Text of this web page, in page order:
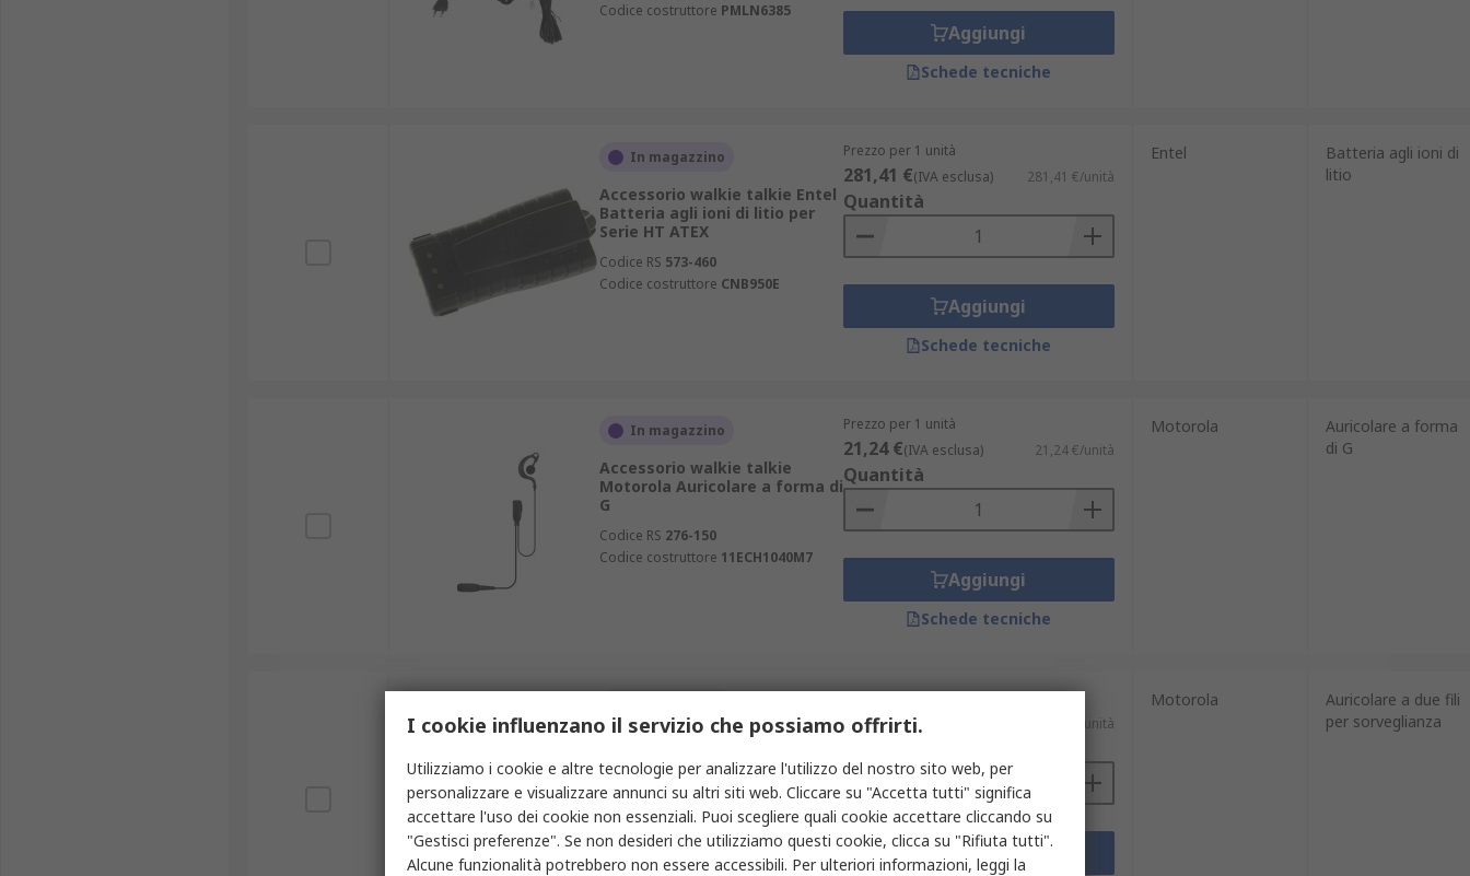
Codice costruttore PMLN6385
Aggiungi
Schede tecniche
In magazzino
Accessorio walkie talkie Entel
Batteria agli ioni di litio per
Serie HT ATEX
Codice RS 573-460
Codice costruttore CNB950E
Prezzo per 1 unità
281,41 €(IVA esclusa) 281,41 €/unità
Quantità
Aggiungi
Schede tecniche
Entel
Batteria agli ioni di
litio
In magazzino
Accessorio walkie talkie
Motorola Auricolare a forma di
G
Codice RS 276-150
Codice costruttore 11ECH1040M7
Prezzo per 1 unità
21,24 €(IVA esclusa) 21,24 €/unità
Quantità
Aggiungi
Schede tecniche
Motorola
Auricolare a forma
di G
Accessorio walkie talkie
Motorola Auricolare a due fili
per sorveglianza per Walkie
Talkie serie TLKR
Codice RS 124-0933
Codice costruttore11ACH2042M2
Prezzo per 1 unità
31,65 €(IVA esclusa) 31,65 €/unità
Aggiungi
Motorola
Auricolare a due fili
per sorveglianza
I cookie influenzano il servizio che possiamo offrirti.
Utilizziamo i cookie e altre tecnologie per analizzare l'utilizzo del nostro sito web, per
personalizzare e visualizzare annunci su altri siti web. Cliccare su "Accetta tutti" significa
accettare l'uso dei cookie non essenziali. Puoi scegliere quali cookie accettare cliccando su
"Gestisci preferenze". Se non desideri che utilizziamo questi cookie, clicca su "Rifiuta tutti".
Alcune funzionalità potrebbero non essere accessibili. Per ulteriori informazioni, leggi la